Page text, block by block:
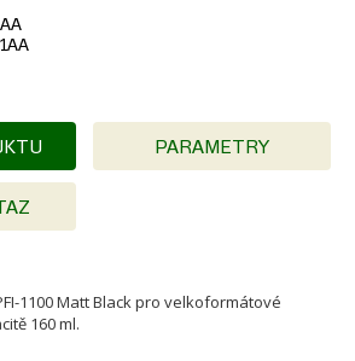
PARAMETRY
1100 Matt Black pro velkoformátové
160 ml.